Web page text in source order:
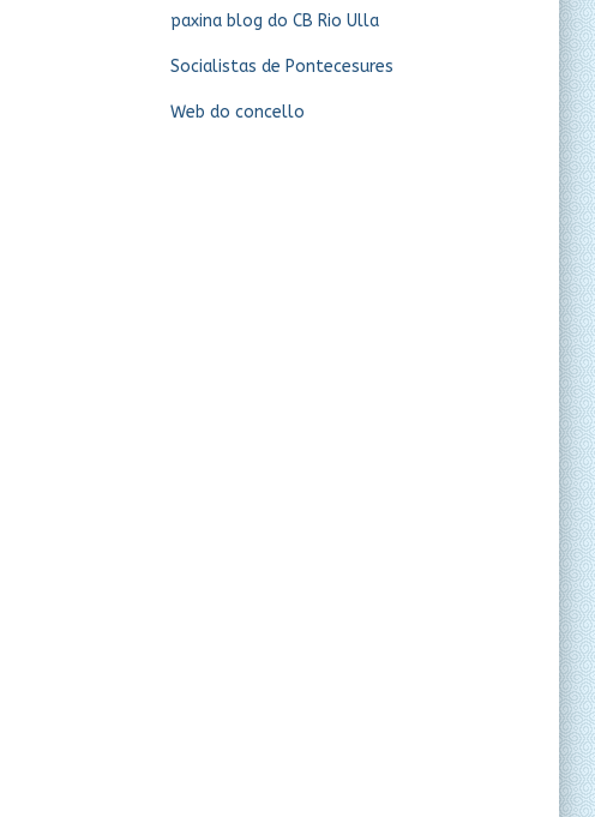
paxina blog do CB Rio Ulla
Socialistas de Pontecesures
Web do concello